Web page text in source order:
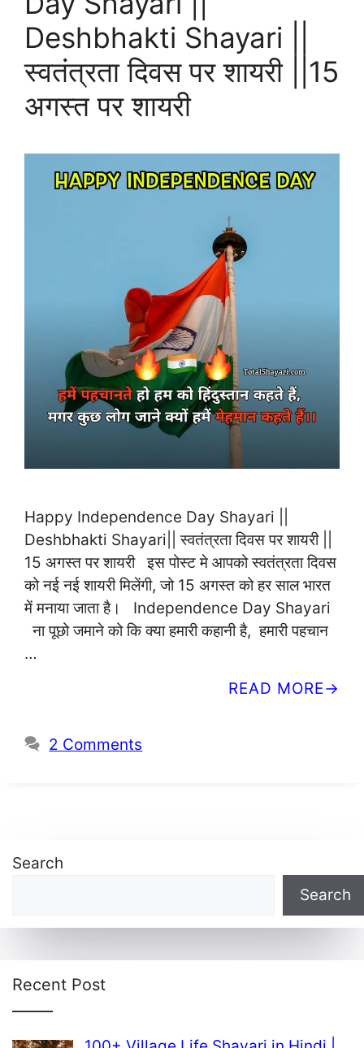
Deshbhakti Shayari ||
स्वतंत्रता दिवस पर शायरी ||15
अगस्त पर शायरी
Happy Independence Day Shayari ||
Deshbhakti Shayari|| स्वतंत्रता दिवस पर शायरी ||
15 अगस्त पर शायरी इस पोस्ट मे आपको स्वतंत्रता दिवस
को नई नई शायरी मिलेंगी, जो 15 अगस्त को हर साल भारत
में मनाया जाता है। Independence Day Shayari
ना पूछो जमाने को कि क्या हमारी कहानी है, हमारी पहचान
…
READ MORE
2 Comments
Search
Search
Recent Post